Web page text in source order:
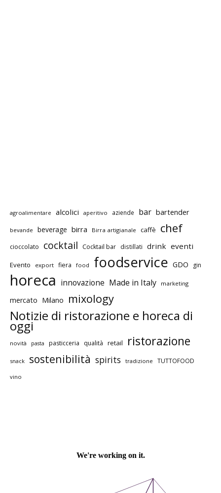
agroalimentare alcolici aperitivo aziende bar bartender
bevande beverage birra Birra artigianale caffè chef
cioccolato cocktail Cocktail bar distillati drink eventi
Evento export fiera food foodservice GDO gin
horeca innovazione Made in Italy marketing
mercato Milano mixology
Notizie di ristorazione e horeca di
oggi
novità pasta pasticceria qualità retail ristorazione
snack sostenibilità spirits tradizione TUTTOFOOD
vino